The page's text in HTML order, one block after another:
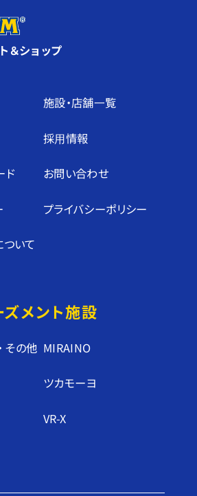
＆ショップ
施設・店舗⼀覧
採⽤情報
ド お問い合わせ
プライバシーポリシー
ついて
ズメント施設
その他 MIRAINO
ツカモーヨ
VR-X